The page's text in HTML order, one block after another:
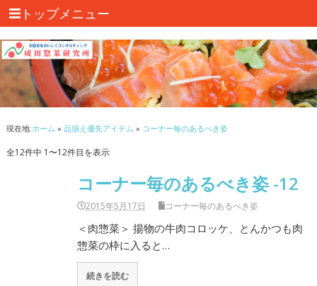
トップメニュー
現在地:ホーム » 品揃え優先アイテム » コーナー毎のあるべき姿
全12件中 1〜12件目を表示
コーナー毎のあるべき姿 -12
2015年5月17日 コーナー毎のあるべき姿
＜肉惣菜＞ 揚物の牛肉コロッケ、とんかつも肉
惣菜の枠に入ると…
続きを読む